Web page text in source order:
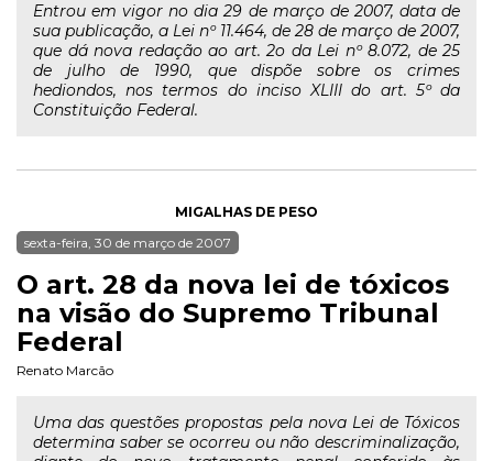
Entrou em vigor no dia 29 de março de 2007, data de
sua publicação, a Lei nº 11.464, de 28 de março de 2007,
que dá nova redação ao art. 2o da Lei nº 8.072, de 25
de julho de 1990, que dispõe sobre os crimes
hediondos, nos termos do inciso XLIII do art. 5º da
Constituição Federal.
MIGALHAS DE PESO
sexta-feira, 30 de março de 2007
O art. 28 da nova lei de tóxicos
na visão do Supremo Tribunal
Federal
Renato Marcão
Uma das questões propostas pela nova Lei de Tóxicos
determina saber se ocorreu ou não descriminalização,